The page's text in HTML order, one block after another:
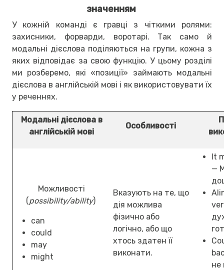
значенням
У кожній команді є гравці з чіткими ролями:
захисники, форварди, воротарі. Так само й
модальні дієслова поділяються на групи, кожна з
яких відповідає за свою функцію. У цьому розділі
ми розберемо, які «позиції» займають модальні
дієслова в англійській мові і як використовувати їх
у реченнях.
Модальні дієслова в
англійській мові
Особливості
Можливості
(possibility/ability)
can
could
may
might
Вказують на те, що
дія можлива
фізично або
логічно, або що
хтось здатен її
виконати.
It
—
не